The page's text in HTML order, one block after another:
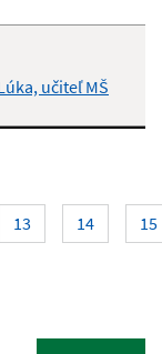
učiteľ MŠ
13 14 15